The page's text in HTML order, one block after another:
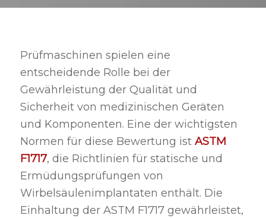
Prüfmaschinen spielen eine
entscheidende Rolle bei der
Gewährleistung der Qualität und
Sicherheit von medizinischen Geräten
und Komponenten. Eine der wichtigsten
Normen für diese Bewertung ist ASTM
F1717, die Richtlinien für statische und
Ermüdungsprüfungen von
Wirbelsäulenimplantaten enthält. Die
Einhaltung der ASTM F1717 gewährleistet,